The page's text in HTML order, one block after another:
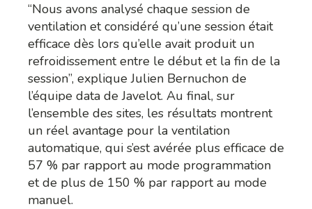
“Nous avons analysé chaque session de
ventilation et considéré qu’une session était
efficace dès lors qu’elle avait produit un
refroidissement entre le début et la fin de la
session”, explique Julien Bernuchon de
l’équipe data de Javelot. Au final, sur
l’ensemble des sites, les résultats montrent
un réel avantage pour la ventilation
automatique, qui s’est avérée plus efficace de
57 % par rapport au mode programmation
et de plus de 150 % par rapport au mode
manuel.